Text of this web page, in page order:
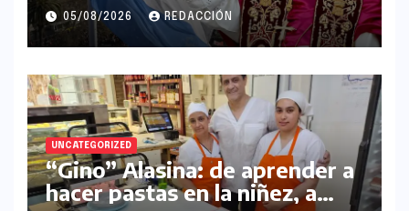
05/08/2026 REDACCIÓN
UNCATEGORIZED
“Gino” Alasina: de aprender a
hacer pastas en la niñez, a